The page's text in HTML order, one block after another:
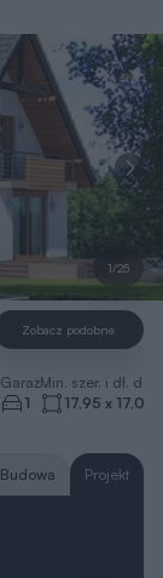
1/25
Zobacz podobne
Garaż
1
Min. szer. i dł.
17,95 x 17,05
Budowa Projekt